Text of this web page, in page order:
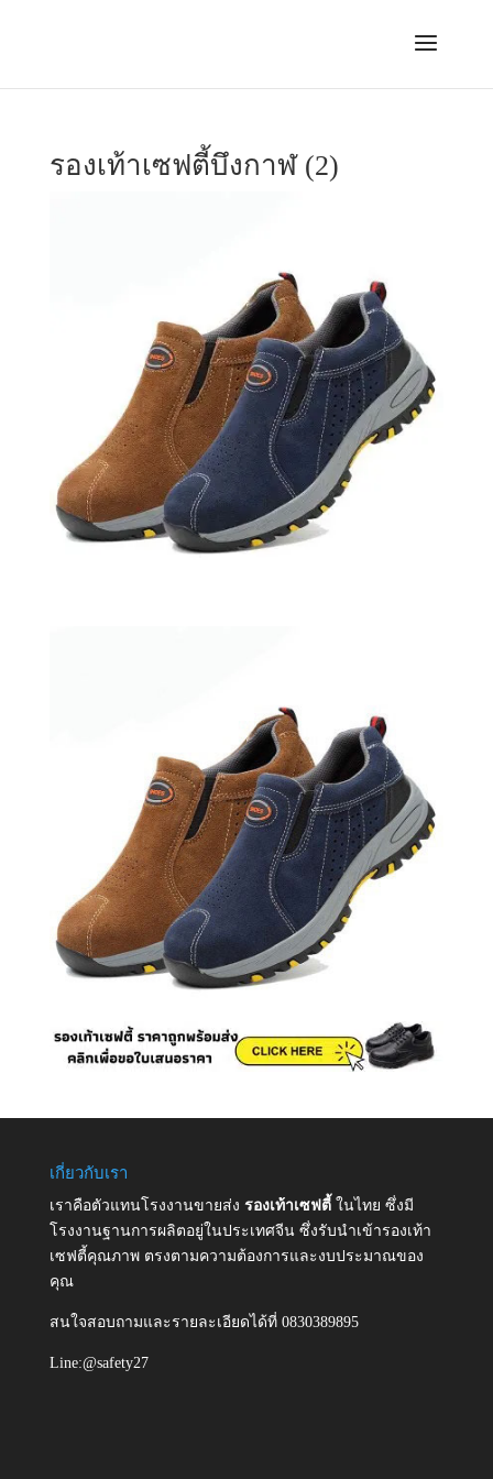
รองเท้าเซฟตี้บึงกาฬ (2)
เกี่ยวกับเรา
เราคือตัวแทนโรงงานขายส่ง รองเท้าเซฟตี้ ในไทย ซึ่งมี
โรงงานฐานการผลิตอยู่ในประเทศจีน ซึ่งรับนำเข้ารองเท้า
เซฟตี้คุณภาพ ตรงตามความต้องการและงบประมาณของ
คุณ
สนใจสอบถามและรายละเอียดได้ที่ 0830389895
Line:@safety27